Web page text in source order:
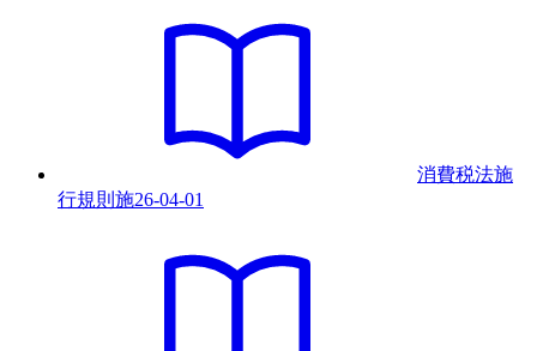
消費税法施
行規則 施26-04-01